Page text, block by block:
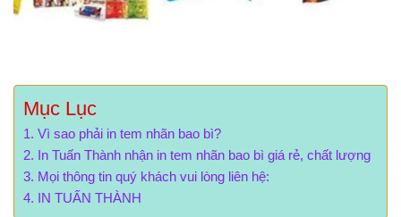
Mục Lục
Vì sao phải in tem nhãn bao bì?
In Tuấn Thành nhận in tem nhãn bao bì giá rẻ, chất lượng
Mọi thông tin quý khách vui lòng liên hệ:
IN TUẤN THÀNH